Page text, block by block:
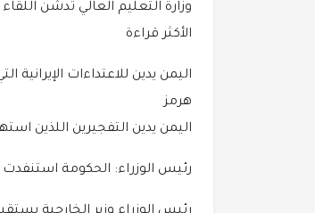
وزارة التعليم العالي تدشن
الأكثر قراءة
اليمن يدين للاعتداءات
هرمز
اليمن يدين التفجيرين اللذين
رئيس الوزراء: الحكومة